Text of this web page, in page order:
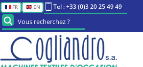
FR EN Tel : +33 (0)3 20 25 49 49
Vous recherchez ?